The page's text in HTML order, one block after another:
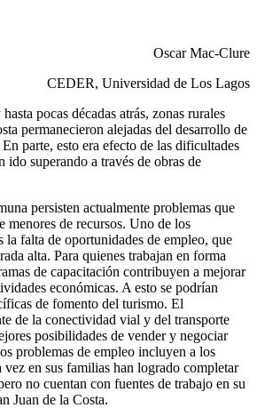
Oscar Mac-Clure
CEDER, Universidad de Los Lagos
pocas décadas atrás, zonas rurales
permanecieron alejadas del desarrollo de
parte, esto era efecto de las dificultades
ido superando a través de obras de
persisten actualmente problemas que
menores de recursos. Uno de los
la falta de oportunidades de empleo, que
alta. Para quienes trabajan en forma
de capacitación contribuyen a mejorar
económicas. A esto se podrían
de fomento del turismo. El
de la conectividad vial y del transporte
posibilidades de vender y negociar
problemas de empleo incluyen a los
en sus familias han logrado completar
no cuentan con fuentes de trabajo en su
Juan de la Costa.